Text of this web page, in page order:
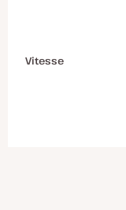
Vitesse